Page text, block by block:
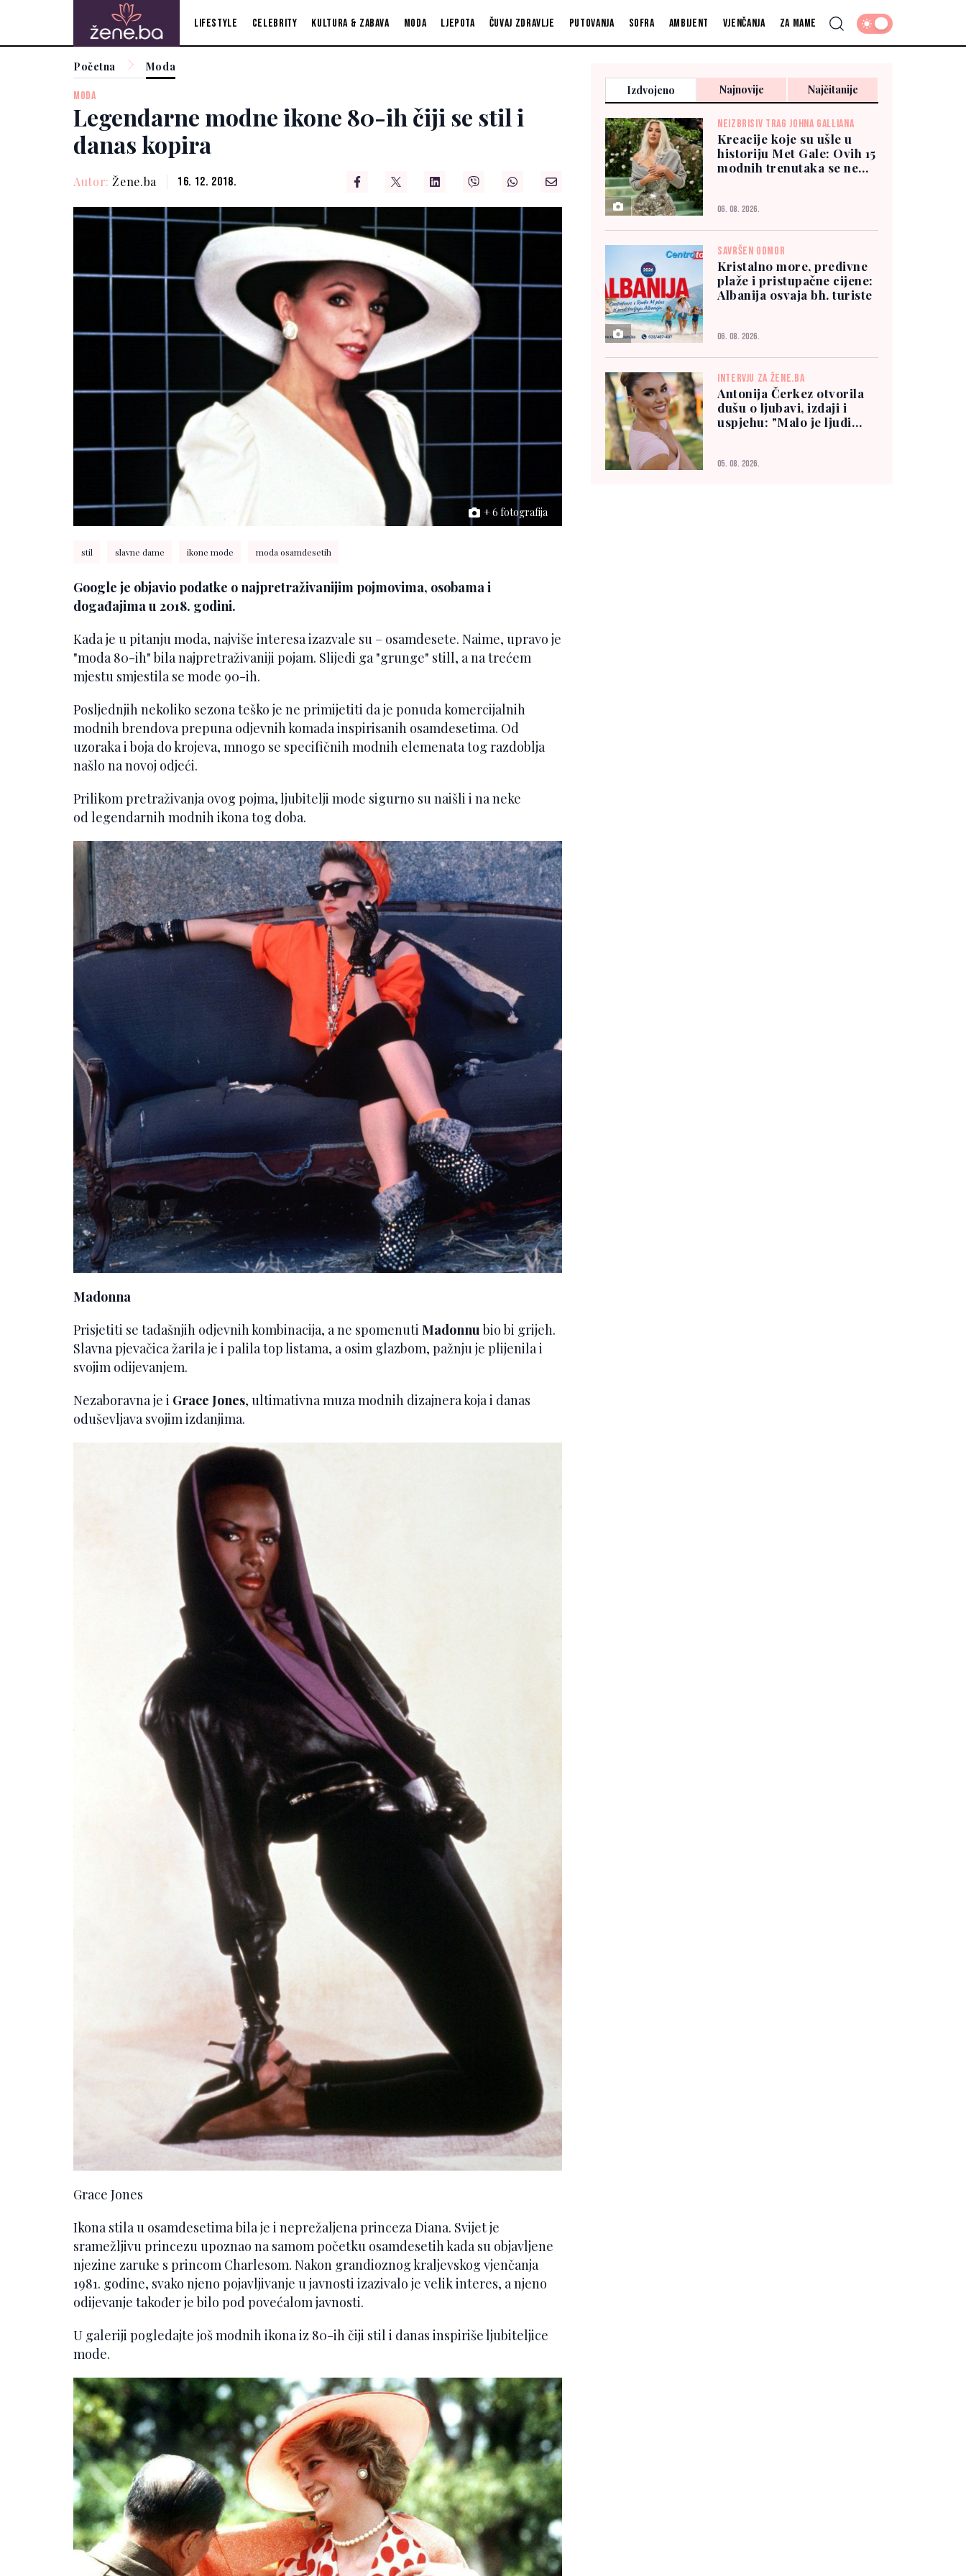
Lifestyle Celebrity Kultura & zabava Moda Ljepota Čuvaj zdravlje Putovanja Sofra Ambijent Vjenčanja Za mame
Početna Moda
MODA
Legendarne modne ikone 80-ih čiji se stil i
danas kopira
Autor: Žene.ba 16. 12. 2018.
+ 6 fotografija
stil slavne dame ikone mode moda osamdesetih
Google je objavio podatke o najpretraživanijim pojmovima, osobama i
događajima u 2018. godini.
Kada je u pitanju moda, najviše interesa izazvale su – osamdesete. Naime, upravo je
"moda 80-ih" bila najpretraživaniji pojam. Slijedi ga "grunge" still, a na trećem
mjestu smjestila se mode 90-ih.
Posljednjih nekoliko sezona teško je ne primijetiti da je ponuda komercijalnih
modnih brendova prepuna odjevnih komada inspirisanih osamdesetima. Od
uzoraka i boja do krojeva, mnogo se specifičnih modnih elemenata tog razdoblja
našlo na novoj odjeći.
Prilikom pretraživanja ovog pojma, ljubitelji mode sigurno su naišli i na neke
od legendarnih modnih ikona tog doba.
Madonna
Prisjetiti se tadašnjih odjevnih kombinacija, a ne spomenuti Madonnu bio bi grijeh.
Slavna pjevačica žarila je i palila top listama, a osim glazbom, pažnju je plijenila i
svojim odijevanjem.
Nezaboravna je i Grace Jones, ultimativna muza modnih dizajnera koja i danas
oduševljava svojim izdanjima.
Grace Jones
Ikona stila u osamdesetima bila je i neprežaljena princeza Diana. Svijet je
sramežljivu princezu upoznao na samom početku osamdesetih kada su objavljene
njezine zaruke s princom Charlesom. Nakon grandioznog kraljevskog vjenčanja
1981. godine, svako njeno pojavljivanje u javnosti izazivalo je velik interes, a njeno
odijevanje također je bilo pod povećalom javnosti.
U galeriji pogledajte još modnih ikona iz 80-ih čiji stil i danas inspiriše ljubiteljice
mode.
Izdvojeno Najnovije Najčitanije
NEIZBRISIV TRAG JOHNA GALLIANA
Kreacije koje su ušle u
historiju Met Gale: Ovih 15
modnih trenutaka se ne
06. 08. 2026.
SAVRŠEN ODMOR
Kristalno more, predivne
plaže i pristupačne cijene:
Albanija osvaja bh. turiste
06. 08. 2026.
INTERVJU ZA ŽENE.BA
Antonija Čerkez otvorila
dušu o ljubavi, izdaji i
uspjehu: "Malo je ljudi
05. 08. 2026.